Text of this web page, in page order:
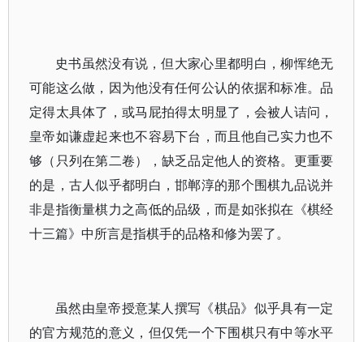
史书虽然没有说，但大家心里都明白，柳恽绝无
可能这么做，因为他没有任何公认的依据和标准。品
定得太具体了，或马屁拍得太明显了，会被人诘问，
皇帝如谦虚起来也不容易下台，而且他自己实力也不
够（只列在第二卷），缺乏品定他人的资格。更重要
的是，古人似乎都明白，邯郸淳的那个围棋九品说并
非是指衡量棋力之高低的品级，而是如张拟在《棋经
十三篇》中所言是指棋手的品格和修为罢了。
虽然由皇帝授意某人撰写《棋品》似乎具有一定
的官方规范的意义，但仅凭一个下围棋只有中等水平